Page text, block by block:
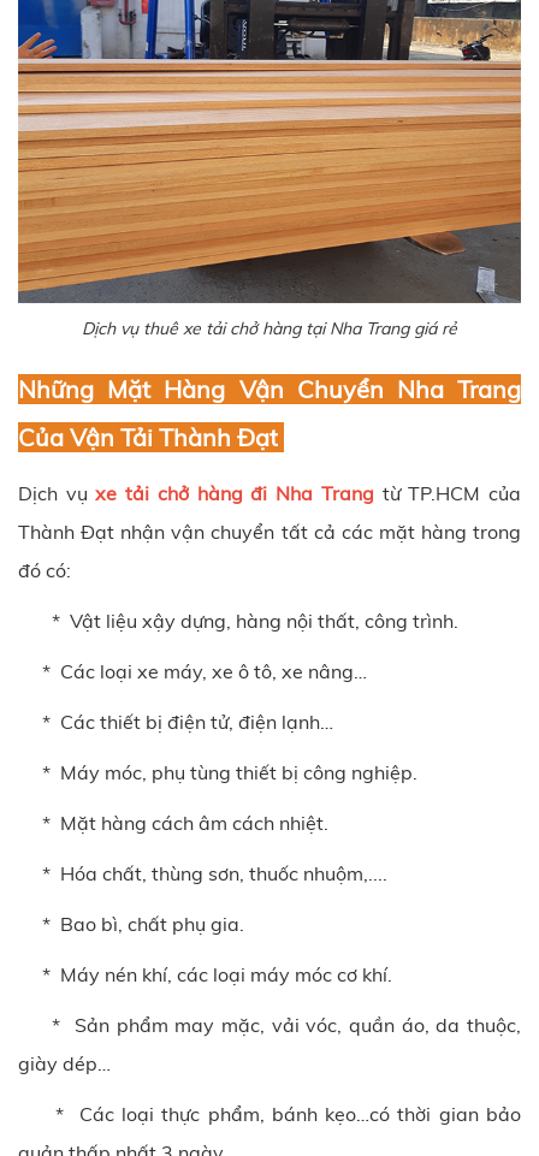
Dịch vụ thuê xe tải chở hàng tại Nha Trang giá rẻ
Những Mặt Hàng Vận Chuyển Nha Trang
Của Vận Tải Thành Đạt
Dịch vụxe tải chở hàng đi Nha Trang từ TP.HCM của
Thành Đạt nhận vận chuyển tất cả các mặt hàng trong
đó có:
* Vật liệu xậy dựng, hàng nội thất, công trình.
* Các loại xe máy, xe ô tô, xe nâng…
* Các thiết bị điện tử, điện lạnh…
* Máy móc, phụ tùng thiết bị công nghiệp.
* Mặt hàng cách âm cách nhiệt.
* Hóa chất, thùng sơn, thuốc nhuộm,....
* Bao bì, chất phụ gia.
* Máy nén khí, các loại máy móc cơ khí.
* Sản phẩm may mặc, vải vóc, quần áo, da thuộc,
giày dép…
* Các loại thực phẩm, bánh kẹo…có thời gian bảo